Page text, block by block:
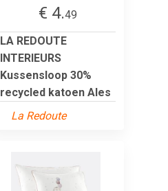
€ 4.49
LA REDOUTE
INTERIEURS
Kussensloop 30%
recycled katoen Ales
La Redoute